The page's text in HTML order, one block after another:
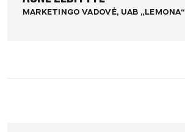
MARKETINGO VADOVĖ, UAB „LEMONA“